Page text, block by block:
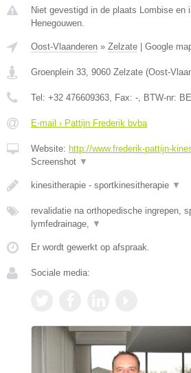
Niet gevestigd in de plaats Lombise en
Henegouwen.
Oost-Vlaanderen » Zelzate | Google
Groenplein 33 9060 Zelzate (Oost-
Tel: +32 476609363 , Fax: - , BTW-nr:
E-mail › Pattijn Frederik bvba
Website: http://www.frederik-pattijn-
Screenshot ▼
kinesitherapie - sportkinesitherapie ▼
revalidatie na orthopedische ingrepen,
lymfedrainage,
▼
Er wordt gewerkt op afspraak.
Sociale media: